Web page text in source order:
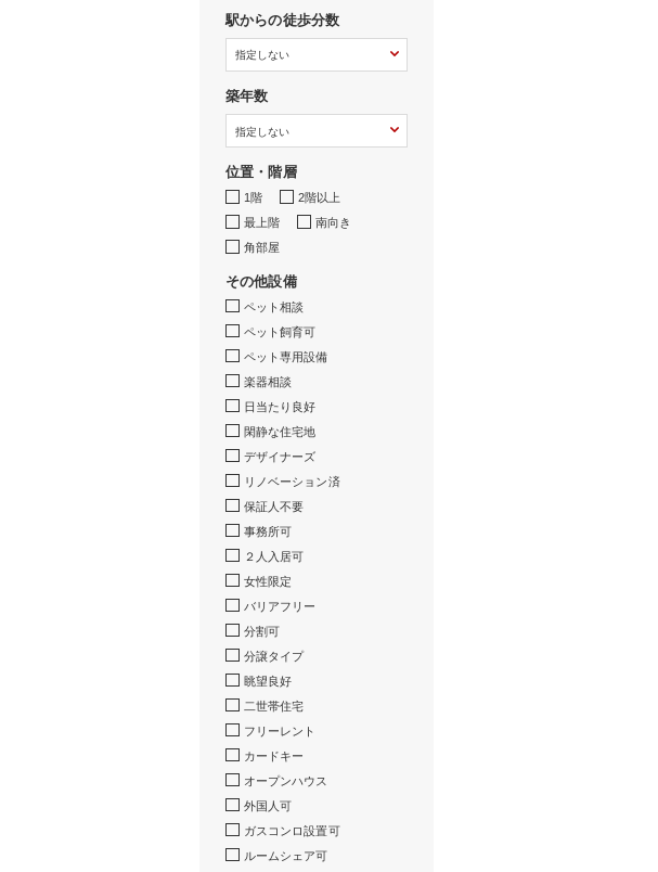
駅からの徒歩分数
築年数
位置・階層
1階
2階以上
最上階
南向き
角部屋
その他設備
ペット相談
ペット飼育可
ペット専用設備
楽器相談
日当たり良好
閑静な住宅地
デザイナーズ
リノベーション済
保証人不要
事務所可
２人入居可
女性限定
バリアフリー
分割可
分譲タイプ
眺望良好
二世帯住宅
フリーレント
カードキー
オープンハウス
外国人可
ガスコンロ設置可
ルームシェア可